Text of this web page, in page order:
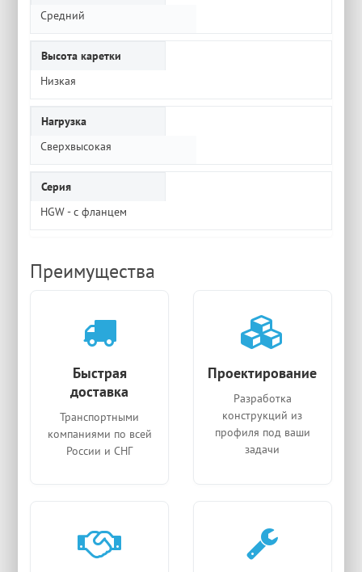
Средний
Высота каретки
Низкая
Нагрузка
Сверхвысокая
Серия
HGW - с фланцем
Преимущества
Быстрая
доставка
Транспортными
компаниями по всей
России и СНГ
Проектирование
Разработка
конструкций из
профиля под ваши
задачи